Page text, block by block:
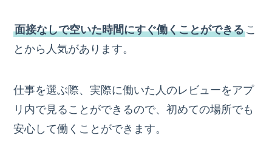
面接なしで空いた時間にすぐ働くことができるこ
とから人気があります。
仕事を選ぶ際、実際に働いた人のレビューをアプ
リ内で見ることができるので、初めての場所でも
安心して働くことができます。